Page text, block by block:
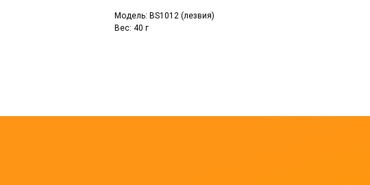
Модель: BS1012 (лезвия)
Вес: 40 г